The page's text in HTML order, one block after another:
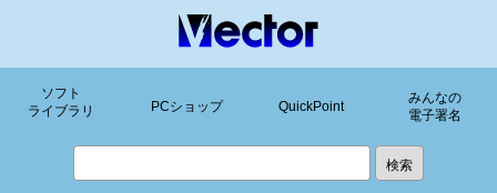
ソフト
ライブラリ
PCショップ QuickPoint
みんなの
電子署名